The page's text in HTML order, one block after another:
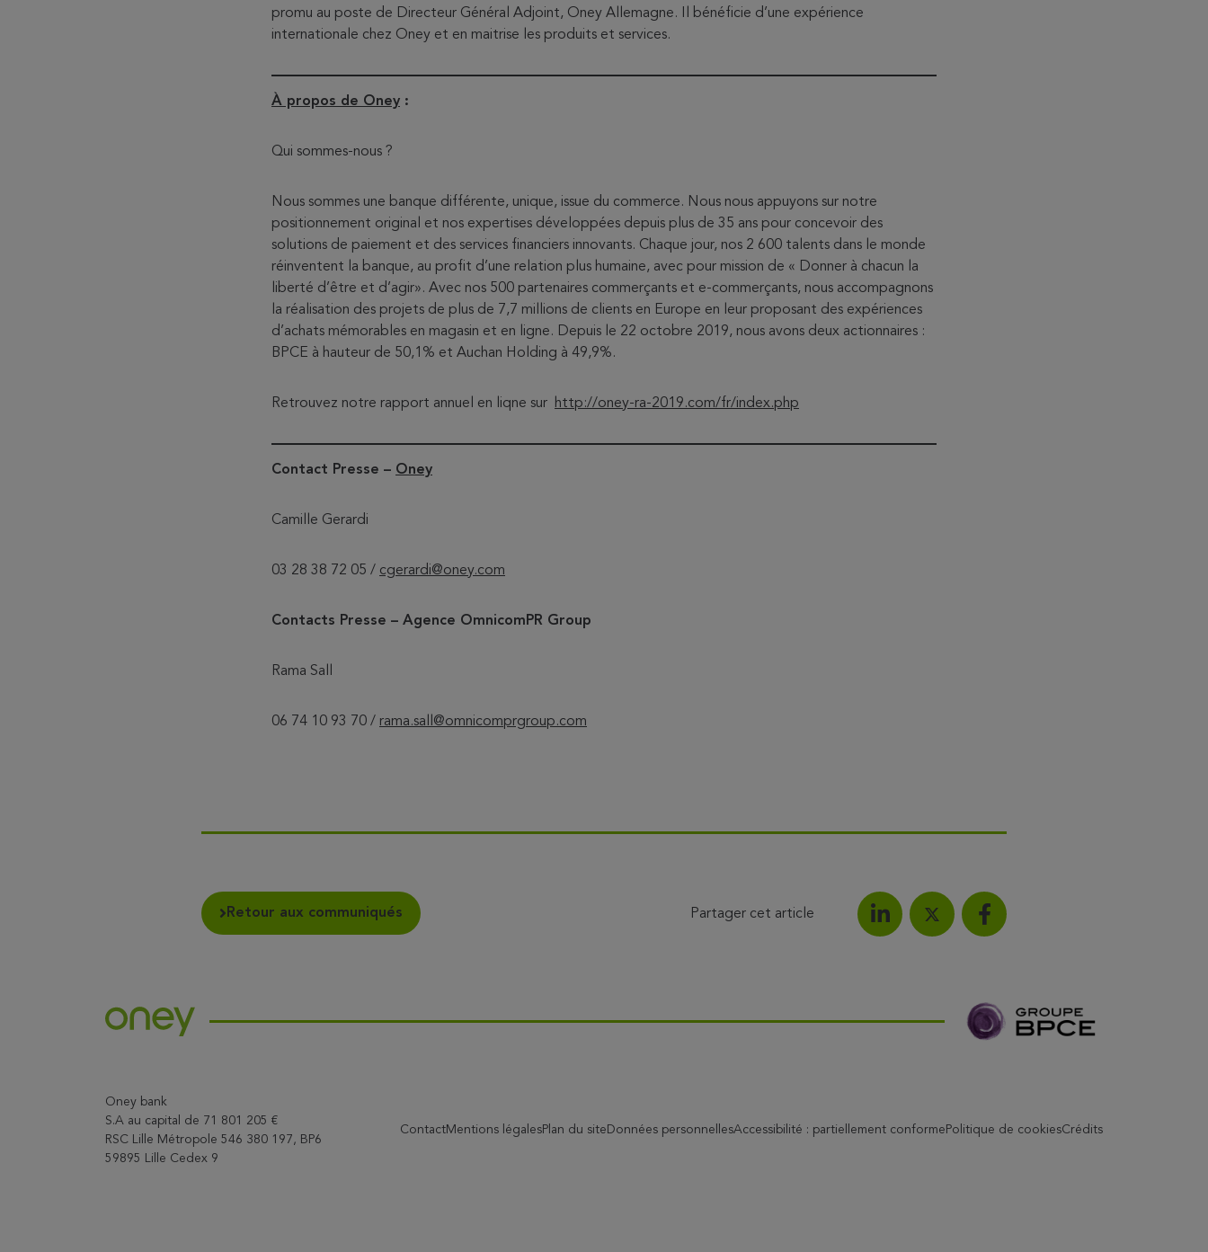
promu au poste de Directeur Général Adjoint, Oney Allemagne. Il bénéficie d’une expérience
internationale chez Oney et en maitrise les produits et services.
À propos de Oney :
Qui sommes-nous ?
Nous sommes une banque différente, unique, issue du commerce. Nous nous appuyons sur notre
positionnement original et nos expertises développées depuis plus de 35 ans pour concevoir des
solutions de paiement et des services financiers innovants. Chaque jour, nos 2 600 talents dans le monde
réinventent la banque, au profit d’une relation plus humaine, avec pour mission de « Donner à chacun la
liberté d’être et d’agir». Avec nos 500 partenaires commerçants et e-commerçants, nous accompagnons
la réalisation des projets de plus de 7,7 millions de clients en Europe en leur proposant des expériences
d’achats mémorables en magasin et en ligne. Depuis le 22 octobre 2019, nous avons deux actionnaires :
BPCE à hauteur de 50,1% et Auchan Holding à 49,9%.
Retrouvez notre rapport annuel en liqne sur http://oney-ra-2019.com/fr/index.php
Contact Presse – Oney
Camille Gerardi
03 28 38 72 05 / cgerardi@oney.com
Contacts Presse – Agence OmnicomPR Group
Rama Sall
06 74 10 93 70 / rama.sall@omnicomprgroup.com
Retour aux communiqués Partager cet article
Partagez l'article sur LinkedIn
Partagez l'article sur
Oney bank
S.A au capital de 71 801 205 €
RSC Lille Métropole 546 380 197, BP6
59895 Lille Cedex 9
ContactMentions légalesPlan du site Données personnellesAccessibilité : partiellement conforme Politique de cookiesCrédits